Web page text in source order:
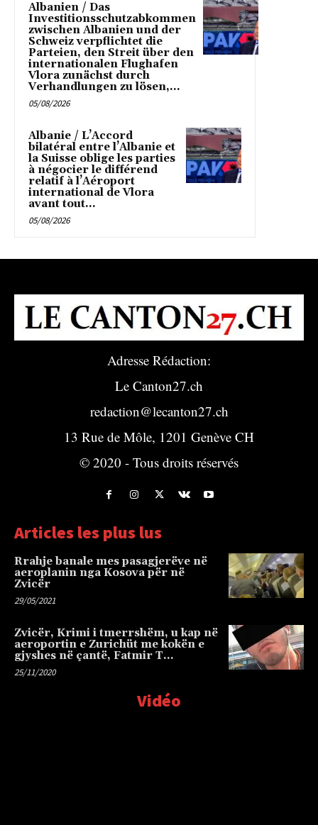
Albanien / Das
Investitionsschutzabkommen
zwischen Albanien und der
Schweiz verpflichtet die
Parteien, den Streit über den
internationalen Flughafen
Vlora zunächst durch
Verhandlungen zu lösen,...
05/08/2026
Albanie / L’Accord
bilatéral entre l’Albanie et
la Suisse oblige les parties
à négocier le différend
relatif à l’Aéroport
international de Vlora
avant tout...
05/08/2026
Adresse Rédaction:
Le Canton27.ch
redaction@lecanton27.ch
13 Rue de Môle, 1201 Genève CH
© 2020 - Tous droits réservés
Articles les plus lus
Rrahje banale mes pasagjerëve në
aeroplanin nga Kosova për në
Zvicër
29/05/2021
Zvicër, Krimi i tmerrshëm, u kap në
aeroportin e Zurichüt me kokën e
gjyshes në çantë, Fatmir T…
25/11/2020
Vidéo